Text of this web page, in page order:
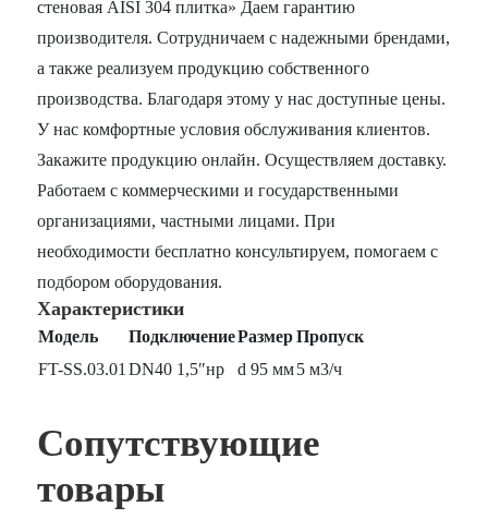
стеновая AISI 304 плитка» Даем гарантию
производителя. Сотрудничаем с надежными брендами,
а также реализуем продукцию собственного
производства. Благодаря этому у нас доступные цены.
У нас комфортные условия обслуживания клиентов.
Закажите продукцию онлайн. Осуществляем доставку.
Работаем с коммерческими и государственными
организациями, частными лицами. При
необходимости бесплатно консультируем, помогаем с
подбором оборудования.
Характеристики
Модель ПодключениеРазмер Пропуск
FT-SS.03.01 DN40 1,5″нр d 95 мм5 м3/ч
Сопутствующие
товары